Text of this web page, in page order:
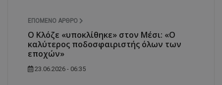
ΕΠΌΜΕΝΟ ΆΡΘΡΟ
Ο Κλόζε «υποκλίθηκε» στον Μέσι: «Ο
καλύτερος ποδοσφαιριστής όλων των
εποχών»
23.06.2026 - 06:35